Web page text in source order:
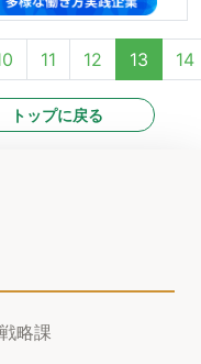
11 12 13 14
トップに戻る
略課